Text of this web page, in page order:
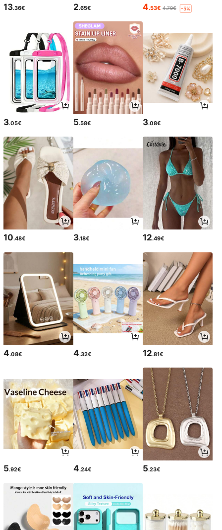
13.36€ 2.65€ 4.53€ 4.79€ -5%
3.05€ 5.58€ 3.08€
10.48€ 3.18€ 12.49€
4.08€ 4.32€ 12.81€
5.92€ 4.24€ 5.23€